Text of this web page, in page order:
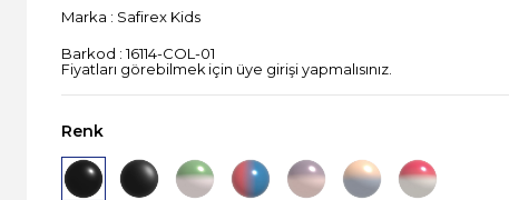
Marka : Safirex Kids
Barkod : 16114-COL-01
Fiyatları görebilmek için üye girişi yapmalısınız.
Renk